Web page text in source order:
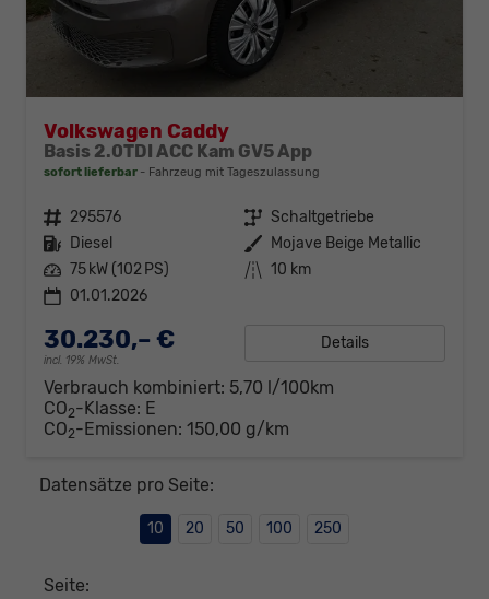
Volkswagen Caddy
Basis 2.0TDI ACC Kam GV5 App
sofort lieferbar Fahrzeug mit Tageszulassung
Fahrzeugnr. 295576 Getriebe Schaltgetriebe
Kraftstoff Diesel Außenfarbe Mojave Beige Metallic
Leistung 75 kW (102 PS) Kilometerstand 10 km
01.01.2026
30.230,– €
incl. 19% MwSt.
Details
Verbrauch kombiniert: 5,70 l/100km
CO2-Klasse: E
CO2-Emissionen: 150,00 g/km
Datensätze pro Seite:
10 20 50 100 250
Seite: